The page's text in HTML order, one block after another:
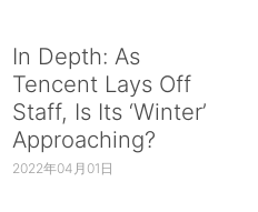
In Depth: As
Tencent Lays Off
Staff, Is Its ‘Winter’
Approaching?
2022年04月01日